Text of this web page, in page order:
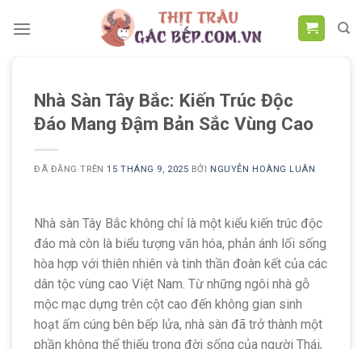
đến
Nhà Sàn Tây Bắc: Kiến Trúc Độc
Đáo Mang Đậm Bản Sắc Vùng Cao
ĐÃ ĐĂNG TRÊN15 THÁNG 9, 2025 BỞI NGUYỄN HOÀNG LUÂN
Nhà sàn Tây Bắc không chỉ là một kiểu kiến trúc độc
đáo mà còn là biểu tượng văn hóa, phản ánh lối sống
hòa hợp với thiên nhiên và tinh thần đoàn kết của các
dân tộc vùng cao Việt Nam. Từ những ngôi nhà gỗ
mộc mạc dựng trên cột cao đến không gian sinh
hoạt ấm cúng bên bếp lửa, nhà sàn đã trở thành một
phần không thể thiếu trong đời sống của người Thái,